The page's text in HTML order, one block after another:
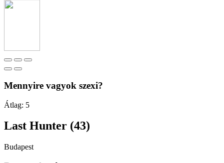
Mennyire vagyok szexi?
Átlag: 5
Last Hunter (43)
Budapest